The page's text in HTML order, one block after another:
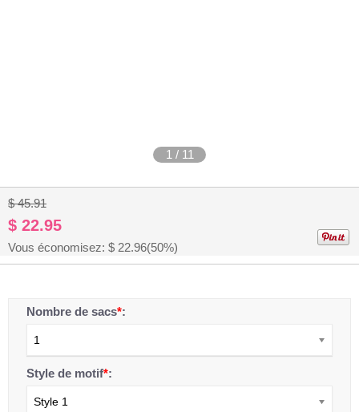
1 / 11
$ 45.91
$ 22.95
Vous économisez: $ 22.96(50%)
Nombre de sacs*:
1
Style de motif*:
Style 1